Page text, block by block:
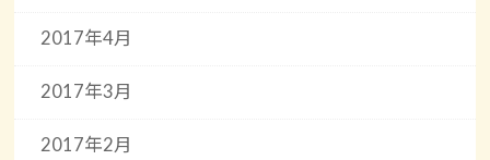
2017年4月
2017年3月
2017年2月